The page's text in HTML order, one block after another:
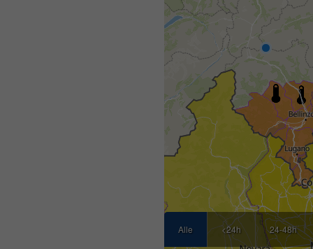
Alle <24h 24-48h